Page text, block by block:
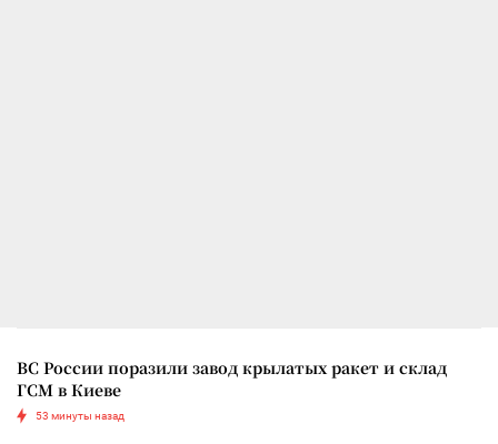
ВС России поразили завод крылатых ракет и склад
ГСМ в Киеве
53 минуты назад